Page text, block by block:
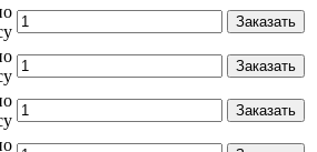
Заказать
Заказать
Заказать